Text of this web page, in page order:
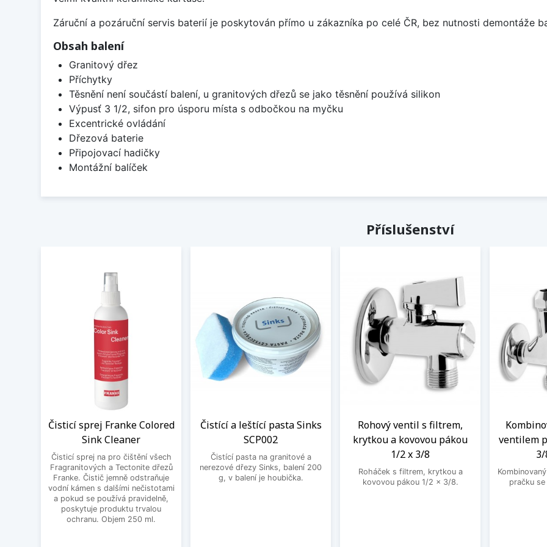
Záruční a pozáruční servis baterií je poskytován přímo u zákazníka po celé ČR, bez nutnosti demontáže
Obsah balení
Granitový dřez
Příchytky
Těsnění není součástí balení, u granitových dřezů se jako těsnění používá silikon
Výpusť 3 1/2, sifon pro úsporu místa s odbočkou na myčku
Excentrické ovládání
Dřezová baterie
Připojovací hadičky
Montážní balíček
Příslušenství
Čisticí sprej Franke Colored
Sink Cleaner
Čisticí sprej na pro čištění všech
Fragranitových a Tectonite dřezů
Franke. Čistič jemně odstraňuje
vodní kámen s dalšími nečistotami
a pokud se používá pravidelně,
poskytuje produktu trvalou
ochranu. Objem 250 ml.
Čistící a leštící pasta Sinks
SCP002
Čistící pasta na granitové a
nerezové dřezy Sinks, balení 200
g, v balení je houbička.
Rohový ventil s filtrem,
krytkou a kovovou pákou
1/2 x 3/8
Roháček s filtrem, krytkou a
kovovou pákou 1/2 x 3/8.
ventilem
pračku